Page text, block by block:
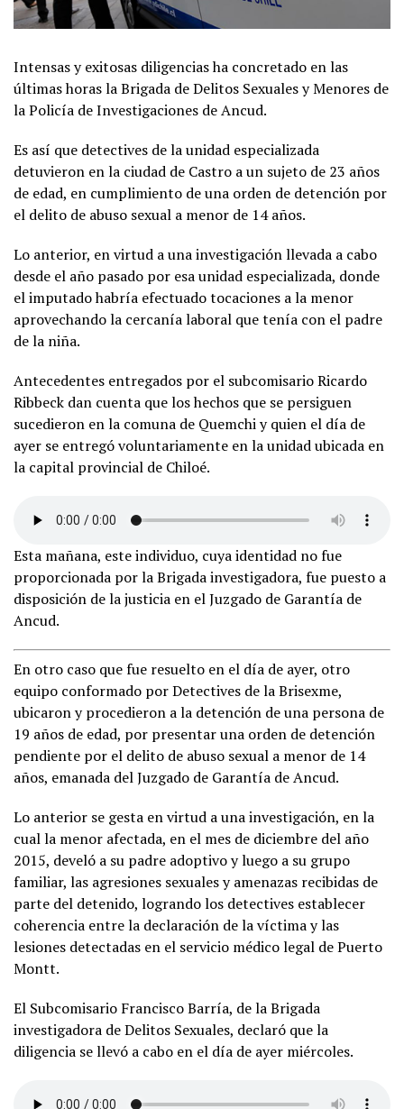
Intensas y exitosas diligencias ha concretado en las
últimas horas la Brigada de Delitos Sexuales y Menores de
la Policía de Investigaciones de Ancud.
Es así que detectives de la unidad especializada
detuvieron en la ciudad de Castro a un sujeto de 23 años
de edad, en cumplimiento de una orden de detención por
el delito de abuso sexual a menor de 14 años.
Lo anterior, en virtud a una investigación llevada a cabo
desde el año pasado por esa unidad especializada, donde
el imputado habría efectuado tocaciones a la menor
aprovechando la cercanía laboral que tenía con el padre
de la niña.
Antecedentes entregados por el subcomisario Ricardo
Ribbeck dan cuenta que los hechos que se persiguen
sucedieron en la comuna de Quemchi y quien el día de
ayer se entregó voluntariamente en la unidad ubicada en
la capital provincial de Chiloé.
Esta mañana, este individuo, cuya identidad no fue
proporcionada por la Brigada investigadora, fue puesto a
disposición de la justicia en el Juzgado de Garantía de
Ancud.
En otro caso que fue resuelto en el día de ayer, otro
equipo conformado por Detectives de la Brisexme,
ubicaron y procedieron a la detención de una persona de
19 años de edad, por presentar una orden de detención
pendiente por el delito de abuso sexual a menor de 14
años, emanada del Juzgado de Garantía de Ancud.
Lo anterior se gesta en virtud a una investigación, en la
cual la menor afectada, en el mes de diciembre del año
2015, develó a su padre adoptivo y luego a su grupo
familiar, las agresiones sexuales y amenazas recibidas de
parte del detenido, logrando los detectives establecer
coherencia entre la declaración de la víctima y las
lesiones detectadas en el servicio médico legal de Puerto
Montt.
El Subcomisario Francisco Barría, de la Brigada
investigadora de Delitos Sexuales, declaró que la
diligencia se llevó a cabo en el día de ayer miércoles.